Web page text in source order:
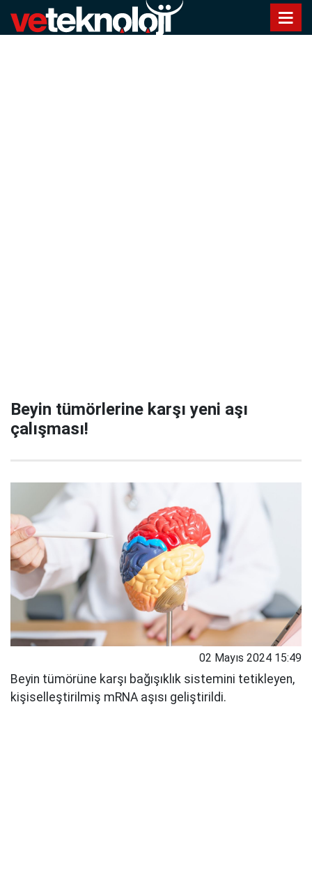
Beyin tümörlerine karşı yeni aşı
çalışması!
02 Mayıs 2024 15:49
Beyin tümörüne karşı bağışıklık sistemini tetikleyen,
kişiselleştirilmiş mRNA aşısı geliştirildi.